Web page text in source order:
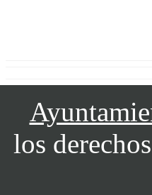
los